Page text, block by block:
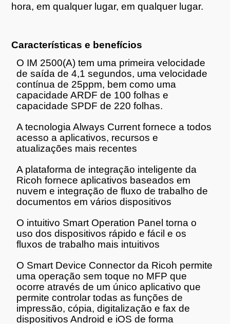
hora, em qualquer lugar, em qualquer lugar.
Características e benefícios
O IM 2500(A) tem uma primeira velocidade
de saída de 4,1 segundos, uma velocidade
contínua de 25ppm, bem como uma
capacidade ARDF de 100 folhas e
capacidade SPDF de 220 folhas.
A tecnologia Always Current fornece a todos
acesso a aplicativos, recursos e
atualizações mais recentes
A plataforma de integração inteligente da
Ricoh fornece aplicativos baseados em
nuvem e integração de fluxo de trabalho de
documentos em vários dispositivos
O intuitivo Smart Operation Panel torna o
uso dos dispositivos rápido e fácil e os
fluxos de trabalho mais intuitivos
O Smart Device Connector da Ricoh permite
uma operação sem toque no MFP que
ocorre através de um único aplicativo que
permite controlar todas as funções de
impressão, cópia, digitalização e fax de
dispositivos Android e iOS de forma